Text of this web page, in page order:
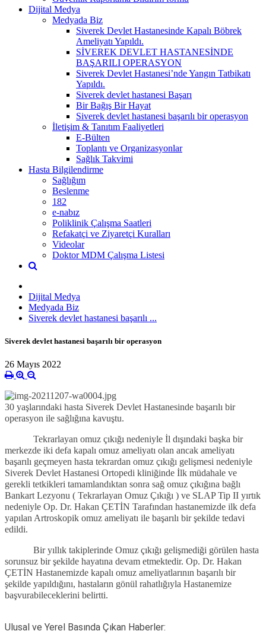
Dijital Medya
Medyada Biz
Siverek Devlet Hastanesinde Kapalı Böbrek
Ameliyatı Yapıldı.
SİVEREK DEVLET HASTANESİNDE
BAŞARILI OPERASYON
Siverek Devlet Hastanesi’nde Yangın Tatbikatı
Yapıldı.
Siverek devlet hastanesi Başarı
Bir Bağış Bir Hayat
Siverek devlet hastanesi başarılı bir operasyon
İletişim & Tanıtım Faaliyetleri
E-Bülten
Toplantı ve Organizasyonlar
Sağlık Takvimi
Hasta Bilgilendirme
Sağlığım
Beslenme
182
e-nabız
Poliklinik Çalışma Saatleri
Refakatçi ve Ziyaretçi Kuralları
Videolar
Doktor MDM Çalışma Listesi
Dijital Medya
Medyada Biz
Siverek devlet hastanesi başarılı ...
Siverek devlet hastanesi başarılı bir operasyon
26 Mayıs 2022
30 yaşlarındaki hasta Siverek Devlet Hastanesinde başarılı bir
operasyon ile sağlığına kavuştu.
Tekrarlayan omuz çıkığı nedeniyle İl dışındaki başka bir
merkezde iki defa kapalı omuz ameliyatı olan ancak ameliyatı
başarılı geçmeyen hasta tekrardan omuz çıkığı gelişmesi nedeniyle
Siverek Devlet Hastanesi Ortopedi kliniğinde İlk müdahale ve
gerekli tetkikleri tamamlandıktan sonra sağ omuz çıkığına bağlı
Bankart Lezyonu ( Tekrarlayan Omuz Çıkığı ) ve SLAP Tip II yırtık
nedeniyle Op. Dr. Hakan ÇETİN Tarafından hastanemizde ilk defa
yapılan Artroskopik omuz ameliyatı ile başarılı bir şekilde tedavi
edildi.
Bir yıllık takiplerinde Omuz çıkığı gelişmediği görülen hasta
sorunsuz bir şekilde hayatına devam etmektedir. Op. Dr. Hakan
ÇETİN Hastanemizde kapalı omuz ameliyatlarının başarılı bir
şekilde yapıldığını, hastaların gönül rahatlığıyla Hastanemize
başvurabileceklerini belirtti.
Ulusal ve Yerel Basında Çıkan Haberler: